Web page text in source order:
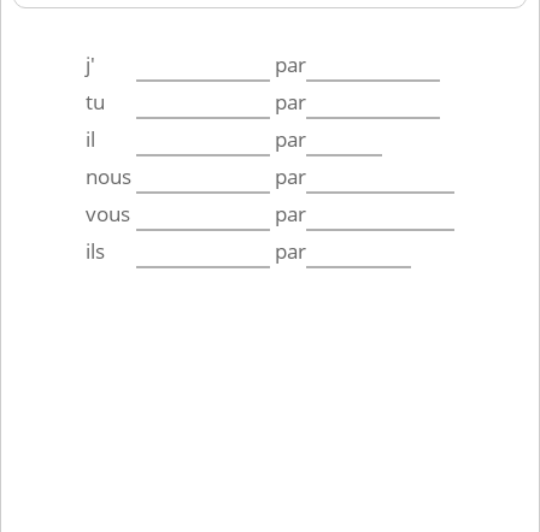
j'
par
tu
par
il
par
nous
par
vous
par
ils
par